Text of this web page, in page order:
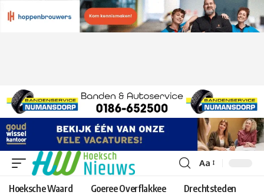
Lettergrootte
aanpassen
Aa
Hoeksche Waard Goeree Overflakkee Drechtsteden